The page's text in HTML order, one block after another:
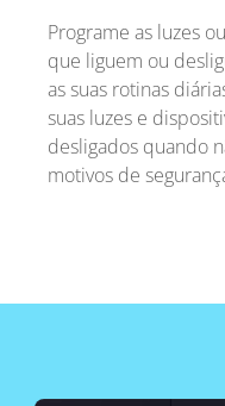
Programe as luzes
que liguem ou
as suas rotinas
suas luzes e
desligados quando
motivos de